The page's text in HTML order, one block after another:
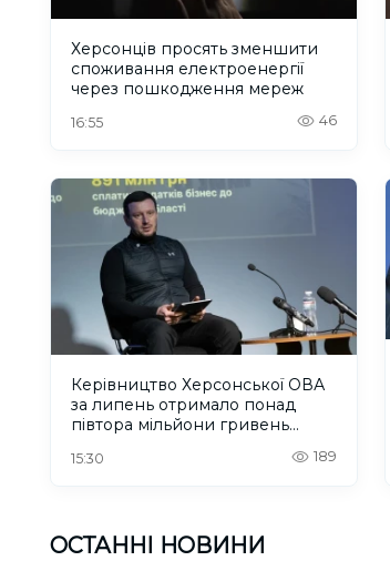
Херсонців просять зменшити
споживання електроенергії
через пошкодження мереж
16:55 46
Керівництво Херсонської ОВА
за липень отримало понад
півтора мільйони гривень
15:30 189
ОСТАННІ НОВИНИ